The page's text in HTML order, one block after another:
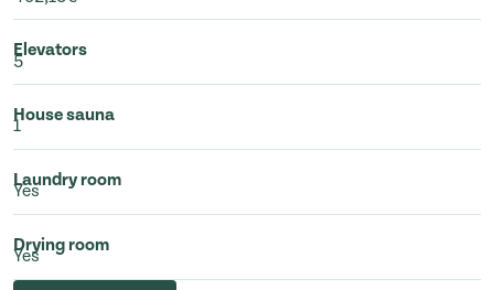
Elevators
5
House sauna
1
Laundry room
Yes
Drying room
Yes